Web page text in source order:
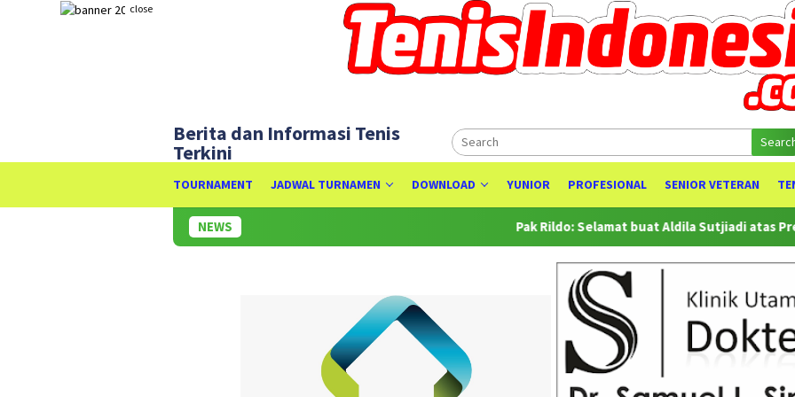
close
Berita dan Informasi Tenis
Terkini
TOURNAMENT JADWAL TURNAMEN DOWNLOAD YUNIOR PROFESIONAL SENIOR VETERAN
NEWS Pak Rildo: Selamat buat Aldila Sutjiadi atas Prestasinya